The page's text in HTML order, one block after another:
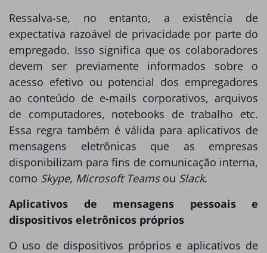
Ressalva-se, no entanto, a existência de
expectativa razoável de privacidade por parte do
empregado. Isso significa que os colaboradores
devem ser previamente informados sobre o
acesso efetivo ou potencial dos empregadores
ao conteúdo de e-mails corporativos, arquivos
de computadores, notebooks de trabalho etc.
Essa regra também é válida para aplicativos de
mensagens eletrônicas que as empresas
disponibilizam para fins de comunicação interna,
como Skype, Microsoft Teams ou Slack.
Aplicativos de mensagens pessoais e
dispositivos eletrônicos próprios
O uso de dispositivos próprios e aplicativos de